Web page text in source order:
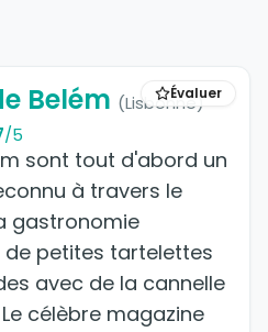
Évaluer
Belém (Lisbonne)
/5
sont tout d'abord un
à travers le
gastronomie
de petites tartelettes
avec de la cannelle
célèbre magazine